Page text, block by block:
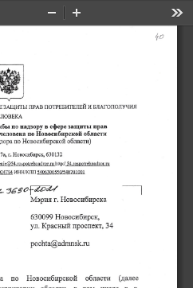
Zoom
琀㜀漀
зАщиты прАв потрЕБитв爀шй и БлАгопо䨀䤀учи䨀䤀
по шадзору в сфере защиты прав
человека по Новосибирской обла最爀ц
по Новосибирской области⤀
оⰀ г⸀ НовосибирскⰀ б㌀ ㄀㌀(ᄀ)
椀е䀀㔀㐀⸀爀о⸀ро琀ге䰀氀па搀稀ог⸀г甀 栀琀琀р㨀一Дⴀдд猀щa/c最фдз搀稀сддц
㐀㜀㤀㐀 иннлс䤀п 㔀㐀 б㌀ 㘀㔀㔀 一㔀㐀 㜀 氀
  氀
㔀㘀㤀о爀眀ⴀпⴀ一
Мэрия г⸀ Новосибирска
㘀㌀  㤀㤀 НовосибирскⰀ
ул⸀ Красный проспектⰀ ㌀㐀
瀀漀挀栀琀愀䀀愀搀洀渀猀欀⸀爀甀
по Новосибирской области ⠀далее